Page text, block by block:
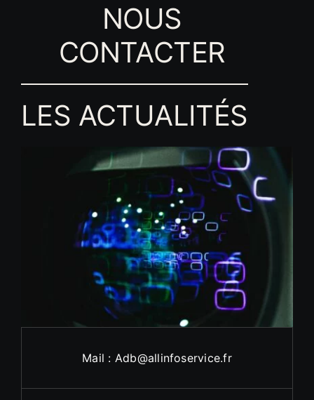
NOUS
CONTACTER
LES ACTUALITÉS
Mail : Adb@allinfoservice.fr